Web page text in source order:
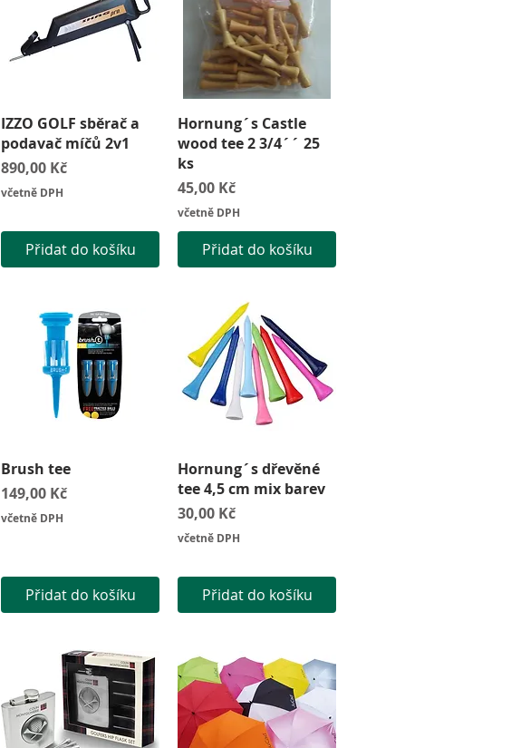
Rychlý náhled
IZZO GOLF sběrač a
podavač míčů 2v1
Cena
890,00 Kč
včetně DPH
Přidat do košíku
Rychlý náhled
Hornung´s Castle
wood tee 2 3/4´´ 25
ks
Cena
45,00 Kč
včetně DPH
Přidat do košíku
Rychlý náhled
Brush tee
Cena
149,00 Kč
včetně DPH
Přidat do košíku
Rychlý náhled
Hornung´s dřevěné
tee 4,5 cm mix barev
Cena
30,00 Kč
včetně DPH
Přidat do košíku